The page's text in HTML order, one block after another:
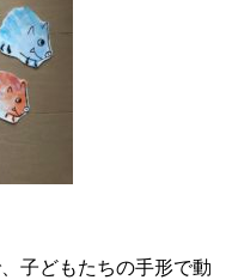
子どもたちの手形で動